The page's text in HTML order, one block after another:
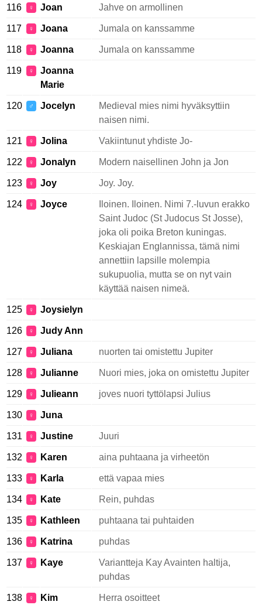
116 ♀ Joan Jahve on armollinen
117 ♀ Joana Jumala on kanssamme
118 ♀ Joanna Jumala on kanssamme
119 ♀
Joanna
Marie
120 ♂ Jocelyn
Medieval mies nimi hyväksyttiin
naisen nimi.
121 ♀ Jolina Vakiintunut yhdiste Jo-
122 ♀ Jonalyn Modern naisellinen John ja Jon
123 ♀ Joy Joy. Joy.
124 ♀ Joyce
Iloinen. Iloinen. Nimi 7.-luvun erakko
Saint Judoc (St Judocus St Josse),
joka oli poika Breton kuningas.
Keskiajan Englannissa, tämä nimi
annettiin lapsille molempia
sukupuolia, mutta se on nyt vain
käyttää naisen nimeä.
125 ♀ Joysielyn
126 ♀ Judy Ann
127 ♀ Juliana nuorten tai omistettu Jupiter
128 ♀ Julianne Nuori mies, joka on omistettu Jupiter
129 ♀ Julieann joves nuori tyttölapsi Julius
130 ♀ Juna
131 ♀ Justine Juuri
132 ♀ Karen aina puhtaana ja virheetön
133 ♀ Karla että vapaa mies
134 ♀ Kate Rein, puhdas
135 ♀ Kathleen puhtaana tai puhtaiden
136 ♀ Katrina puhdas
137 ♀ Kaye
Variantteja Kay Avainten haltija,
puhdas
138 ♀ Kim Herra osoitteet